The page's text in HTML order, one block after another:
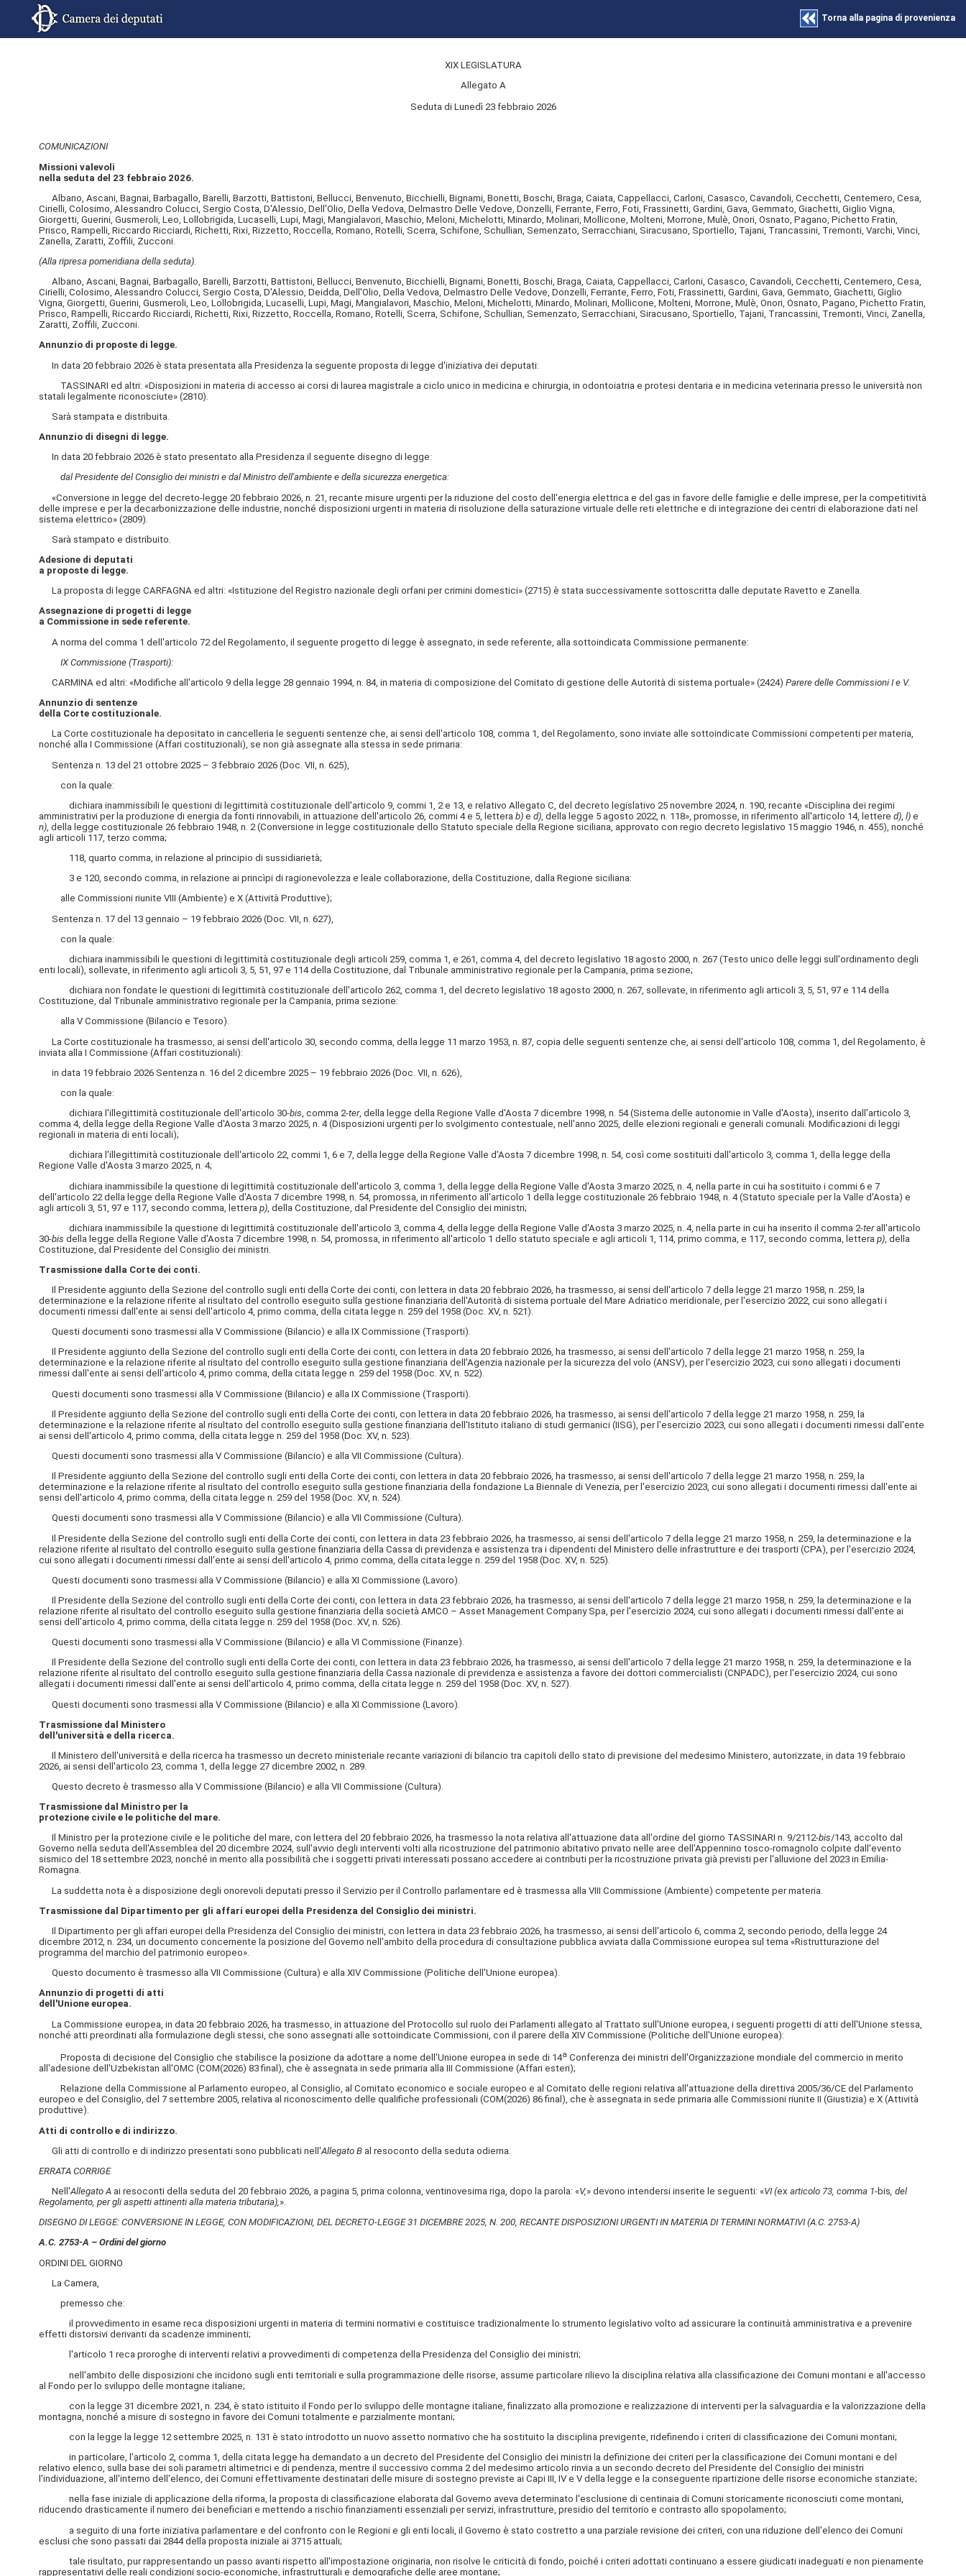
XIX LEGISLATURA
Allegato A
Seduta di Lunedì 23 febbraio 2026
COMUNICAZIONI
Missioni valevoli
nella seduta del 23 febbraio 2026.
Albano, Ascani, Bagnai, Barbagallo, Barelli, Barzotti, Battistoni, Bellucci, Benvenuto, Bicchielli, Bignami, Bonetti, Boschi, Braga, Caiata, Cappellacci, Carloni, Casasco, Cavandoli, Cecchetti, Centemero, Cesa,
Cirielli, Colosimo, Alessandro Colucci, Sergio Costa, D'Alessio, Dell'Olio, Della Vedova, Delmastro Delle Vedove, Donzelli, Ferrante, Ferro, Foti, Frassinetti, Gardini, Gava, Gemmato, Giachetti, Giglio Vigna,
Giorgetti, Guerini, Gusmeroli, Leo, Lollobrigida, Lucaselli, Lupi, Magi, Mangialavori, Maschio, Meloni, Michelotti, Minardo, Molinari, Mollicone, Molteni, Morrone, Mulè, Onori, Osnato, Pagano, Pichetto Fratin,
Prisco, Rampelli, Riccardo Ricciardi, Richetti, Rixi, Rizzetto, Roccella, Romano, Rotelli, Scerra, Schifone, Schullian, Semenzato, Serracchiani, Siracusano, Sportiello, Tajani, Trancassini, Tremonti, Varchi, Vinci,
Zanella, Zaratti, Zoffili, Zucconi.
(Alla ripresa pomeridiana della seduta).
Albano, Ascani, Bagnai, Barbagallo, Barelli, Barzotti, Battistoni, Bellucci, Benvenuto, Bicchielli, Bignami, Bonetti, Boschi, Braga, Caiata, Cappellacci, Carloni, Casasco, Cavandoli, Cecchetti, Centemero, Cesa,
Cirielli, Colosimo, Alessandro Colucci, Sergio Costa, D'Alessio, Deidda, Dell'Olio, Della Vedova, Delmastro Delle Vedove, Donzelli, Ferrante, Ferro, Foti, Frassinetti, Gardini, Gava, Gemmato, Giachetti, Giglio
Vigna, Giorgetti, Guerini, Gusmeroli, Leo, Lollobrigida, Lucaselli, Lupi, Magi, Mangialavori, Maschio, Meloni, Michelotti, Minardo, Molinari, Mollicone, Molteni, Morrone, Mulè, Onori, Osnato, Pagano, Pichetto Fratin,
Prisco, Rampelli, Riccardo Ricciardi, Richetti, Rixi, Rizzetto, Roccella, Romano, Rotelli, Scerra, Schifone, Schullian, Semenzato, Serracchiani, Siracusano, Sportiello, Tajani, Trancassini, Tremonti, Vinci, Zanella,
Zaratti, Zoffili, Zucconi.
Annunzio di proposte di legge.
In data 20 febbraio 2026 è stata presentata alla Presidenza la seguente proposta di legge d'iniziativa dei deputati:
TASSINARI ed altri: «Disposizioni in materia di accesso ai corsi di laurea magistrale a ciclo unico in medicina e chirurgia, in odontoiatria e protesi dentaria e in medicina veterinaria presso le università non
statali legalmente riconosciute» (2810).
Sarà stampata e distribuita.
Annunzio di disegni di legge.
In data 20 febbraio 2026 è stato presentato alla Presidenza il seguente disegno di legge:
dal Presidente del Consiglio dei ministri e dal Ministro dell'ambiente e della sicurezza energetica:
«Conversione in legge del decreto-legge 20 febbraio 2026, n. 21, recante misure urgenti per la riduzione del costo dell'energia elettrica e del gas in favore delle famiglie e delle imprese, per la competitività
delle imprese e per la decarbonizzazione delle industrie, nonché disposizioni urgenti in materia di risoluzione della saturazione virtuale delle reti elettriche e di integrazione dei centri di elaborazione dati nel
sistema elettrico» (2809).
Sarà stampato e distribuito.
Adesione di deputati
a proposte di legge.
La proposta di legge CARFAGNA ed altri: «Istituzione del Registro nazionale degli orfani per crimini domestici» (2715) è stata successivamente sottoscritta dalle deputate Ravetto e Zanella.
Assegnazione di progetti di legge
a Commissione in sede referente.
A norma del comma 1 dell'articolo 72 del Regolamento, il seguente progetto di legge è assegnato, in sede referente, alla sottoindicata Commissione permanente:
IX Commissione (Trasporti):
CARMINA ed altri: «Modifiche all'articolo 9 della legge 28 gennaio 1994, n. 84, in materia di composizione del Comitato di gestione delle Autorità di sistema portuale» (2424) Parere delle Commissioni I e V.
Annunzio di sentenze
della Corte costituzionale.
La Corte costituzionale ha depositato in cancelleria le seguenti sentenze che, ai sensi dell'articolo 108, comma 1, del Regolamento, sono inviate alle sottoindicate Commissioni competenti per materia,
nonché alla I Commissione (Affari costituzionali), se non già assegnate alla stessa in sede primaria:
Sentenza n. 13 del 21 ottobre 2025 – 3 febbraio 2026 (Doc. VII, n. 625),
con la quale:
dichiara inammissibili le questioni di legittimità costituzionale dell'articolo 9, commi 1, 2 e 13, e relativo Allegato C, del decreto legislativo 25 novembre 2024, n. 190, recante «Disciplina dei regimi
amministrativi per la produzione di energia da fonti rinnovabili, in attuazione dell'articolo 26, commi 4 e 5, lettera b)e d), della legge 5 agosto 2022, n. 118», promosse, in riferimento all'articolo 14, lettere d), l)e
n), della legge costituzionale 26 febbraio 1948, n. 2 (Conversione in legge costituzionale dello Statuto speciale della Regione siciliana, approvato con regio decreto legislativo 15 maggio 1946, n. 455), nonché
agli articoli 117, terzo comma;
118, quarto comma, in relazione al principio di sussidiarietà;
3 e 120, secondo comma, in relazione ai princìpi di ragionevolezza e leale collaborazione, della Costituzione, dalla Regione siciliana:
alle Commissioni riunite VIII (Ambiente) e X (Attività Produttive);
Sentenza n. 17 del 13 gennaio – 19 febbraio 2026 (Doc. VII, n. 627),
con la quale:
dichiara inammissibili le questioni di legittimità costituzionale degli articoli 259, comma 1, e 261, comma 4, del decreto legislativo 18 agosto 2000, n. 267 (Testo unico delle leggi sull'ordinamento degli
enti locali), sollevate, in riferimento agli articoli 3, 5, 51, 97 e 114 della Costituzione, dal Tribunale amministrativo regionale per la Campania, prima sezione;
dichiara non fondate le questioni di legittimità costituzionale dell'articolo 262, comma 1, del decreto legislativo 18 agosto 2000, n. 267, sollevate, in riferimento agli articoli 3, 5, 51, 97 e 114 della
Costituzione, dal Tribunale amministrativo regionale per la Campania, prima sezione:
alla V Commissione (Bilancio e Tesoro).
La Corte costituzionale ha trasmesso, ai sensi dell'articolo 30, secondo comma, della legge 11 marzo 1953, n. 87, copia delle seguenti sentenze che, ai sensi dell'articolo 108, comma 1, del Regolamento, è
inviata alla I Commissione (Affari costituzionali):
in data 19 febbraio 2026 Sentenza n. 16 del 2 dicembre 2025 – 19 febbraio 2026 (Doc. VII, n. 626),
con la quale:
dichiara l'illegittimità costituzionale dell'articolo 30-bis, comma 2-ter, della legge della Regione Valle d'Aosta 7 dicembre 1998, n. 54 (Sistema delle autonomie in Valle d'Aosta), inserito dall'articolo 3,
comma 4, della legge della Regione Valle d'Aosta 3 marzo 2025, n. 4 (Disposizioni urgenti per lo svolgimento contestuale, nell'anno 2025, delle elezioni regionali e generali comunali. Modificazioni di leggi
regionali in materia di enti locali);
dichiara l'illegittimità costituzionale dell'articolo 22, commi 1, 6 e 7, della legge della Regione Valle d'Aosta 7 dicembre 1998, n. 54, così come sostituiti dall'articolo 3, comma 1, della legge della
Regione Valle d'Aosta 3 marzo 2025, n. 4;
dichiara inammissibile la questione di legittimità costituzionale dell'articolo 3, comma 1, della legge della Regione Valle d'Aosta 3 marzo 2025, n. 4, nella parte in cui ha sostituito i commi 6 e 7
dell'articolo 22 della legge della Regione Valle d'Aosta 7 dicembre 1998, n. 54, promossa, in riferimento all'articolo 1 della legge costituzionale 26 febbraio 1948, n. 4 (Statuto speciale per la Valle d'Aosta) e
agli articoli 3, 51, 97 e 117, secondo comma, lettera p), della Costituzione, dal Presidente del Consiglio dei ministri;
dichiara inammissibile la questione di legittimità costituzionale dell'articolo 3, comma 4, della legge della Regione Valle d'Aosta 3 marzo 2025, n. 4, nella parte in cui ha inserito il comma 2-terall'articolo
30-bis della legge della Regione Valle d'Aosta 7 dicembre 1998, n. 54, promossa, in riferimento all'articolo 1 dello statuto speciale e agli articoli 1, 114, primo comma, e 117, secondo comma, lettera p), della
Costituzione, dal Presidente del Consiglio dei ministri.
Trasmissione dalla Corte dei conti.
Il Presidente aggiunto della Sezione del controllo sugli enti della Corte dei conti, con lettera in data 20 febbraio 2026, ha trasmesso, ai sensi dell'articolo 7 della legge 21 marzo 1958, n. 259, la
determinazione e la relazione riferite al risultato del controllo eseguito sulla gestione finanziaria dell'Autorità di sistema portuale del Mare Adriatico meridionale, per l'esercizio 2022, cui sono allegati i
documenti rimessi dall'ente ai sensi dell'articolo 4, primo comma, della citata legge n. 259 del 1958 (Doc. XV, n. 521).
Questi documenti sono trasmessi alla V Commissione (Bilancio) e alla IX Commissione (Trasporti).
Il Presidente aggiunto della Sezione del controllo sugli enti della Corte dei conti, con lettera in data 20 febbraio 2026, ha trasmesso, ai sensi dell'articolo 7 della legge 21 marzo 1958, n. 259, la
determinazione e la relazione riferite al risultato del controllo eseguito sulla gestione finanziaria dell'Agenzia nazionale per la sicurezza del volo (ANSV), per l'esercizio 2023, cui sono allegati i documenti
rimessi dall'ente ai sensi dell'articolo 4, primo comma, della citata legge n. 259 del 1958 (Doc. XV, n. 522).
Questi documenti sono trasmessi alla V Commissione (Bilancio) e alla IX Commissione (Trasporti).
Il Presidente aggiunto della Sezione del controllo sugli enti della Corte dei conti, con lettera in data 20 febbraio 2026, ha trasmesso, ai sensi dell'articolo 7 della legge 21 marzo 1958, n. 259, la
determinazione e la relazione riferite al risultato del controllo eseguito sulla gestione finanziaria dell'Istituto italiano di studi germanici (IISG), per l'esercizio 2023, cui sono allegati i documenti rimessi dall'ente
ai sensi dell'articolo 4, primo comma, della citata legge n. 259 del 1958 (Doc. XV, n. 523).
Questi documenti sono trasmessi alla V Commissione (Bilancio) e alla VII Commissione (Cultura).
Il Presidente aggiunto della Sezione del controllo sugli enti della Corte dei conti, con lettera in data 20 febbraio 2026, ha trasmesso, ai sensi dell'articolo 7 della legge 21 marzo 1958, n. 259, la
determinazione e la relazione riferite al risultato del controllo eseguito sulla gestione finanziaria della fondazione La Biennale di Venezia, per l'esercizio 2023, cui sono allegati i documenti rimessi dall'ente ai
sensi dell'articolo 4, primo comma, della citata legge n. 259 del 1958 (Doc. XV, n. 524).
Questi documenti sono trasmessi alla V Commissione (Bilancio) e alla VII Commissione (Cultura).
Il Presidente della Sezione del controllo sugli enti della Corte dei conti, con lettera in data 23 febbraio 2026, ha trasmesso, ai sensi dell'articolo 7 della legge 21 marzo 1958, n. 259, la determinazione e la
relazione riferite al risultato del controllo eseguito sulla gestione finanziaria della Cassa di previdenza e assistenza tra i dipendenti del Ministero delle infrastrutture e dei trasporti (CPA), per l'esercizio 2024,
cui sono allegati i documenti rimessi dall'ente ai sensi dell'articolo 4, primo comma, della citata legge n. 259 del 1958 (Doc. XV, n. 525).
Questi documenti sono trasmessi alla V Commissione (Bilancio) e alla XI Commissione (Lavoro).
Il Presidente della Sezione del controllo sugli enti della Corte dei conti, con lettera in data 23 febbraio 2026, ha trasmesso, ai sensi dell'articolo 7 della legge 21 marzo 1958, n. 259, la determinazione e la
relazione riferite al risultato del controllo eseguito sulla gestione finanziaria della società AMCO – Asset Management Company Spa, per l'esercizio 2024, cui sono allegati i documenti rimessi dall'ente ai
sensi dell'articolo 4, primo comma, della citata legge n. 259 del 1958 (Doc. XV, n. 526).
Questi documenti sono trasmessi alla V Commissione (Bilancio) e alla VI Commissione (Finanze).
Il Presidente della Sezione del controllo sugli enti della Corte dei conti, con lettera in data 23 febbraio 2026, ha trasmesso, ai sensi dell'articolo 7 della legge 21 marzo 1958, n. 259, la determinazione e la
relazione riferite al risultato del controllo eseguito sulla gestione finanziaria della Cassa nazionale di previdenza e assistenza a favore dei dottori commercialisti (CNPADC), per l'esercizio 2024, cui sono
allegati i documenti rimessi dall'ente ai sensi dell'articolo 4, primo comma, della citata legge n. 259 del 1958 (Doc. XV, n. 527).
Questi documenti sono trasmessi alla V Commissione (Bilancio) e alla XI Commissione (Lavoro).
Trasmissione dal Ministero
dell'università e della ricerca.
Il Ministero dell'università e della ricerca ha trasmesso un decreto ministeriale recante variazioni di bilancio tra capitoli dello stato di previsione del medesimo Ministero, autorizzate, in data 19 febbraio
2026, ai sensi dell'articolo 23, comma 1, della legge 27 dicembre 2002, n. 289.
Questo decreto è trasmesso alla V Commissione (Bilancio) e alla VII Commissione (Cultura).
Trasmissione dal Ministro per la
protezione civile e le politiche del mare.
Il Ministro per la protezione civile e le politiche del mare, con lettera del 20 febbraio 2026, ha trasmesso la nota relativa all'attuazione data all'ordine del giorno TASSINARI n. 9/2112-bis/143, accolto dal
Governo nella seduta dell'Assemblea del 20 dicembre 2024, sull'avvio degli interventi volti alla ricostruzione del patrimonio abitativo privato nelle aree dell'Appennino tosco-romagnolo colpite dall'evento
sismico del 18 settembre 2023, nonché in merito alla possibilità che i soggetti privati interessati possano accedere ai contributi per la ricostruzione privata già previsti per l'alluvione del 2023 in Emilia-
Romagna.
La suddetta nota è a disposizione degli onorevoli deputati presso il Servizio per il Controllo parlamentare ed è trasmessa alla VIII Commissione (Ambiente) competente per materia.
Trasmissione dal Dipartimento per gli affari europei della Presidenza del Consiglio dei ministri.
Il Dipartimento per gli affari europei della Presidenza del Consiglio dei ministri, con lettera in data 23 febbraio 2026, ha trasmesso, ai sensi dell'articolo 6, comma 2, secondo periodo, della legge 24
dicembre 2012, n. 234, un documento concernente la posizione del Governo nell'ambito della procedura di consultazione pubblica avviata dalla Commissione europea sul tema «Ristrutturazione del
programma del marchio del patrimonio europeo».
Questo documento è trasmesso alla VII Commissione (Cultura) e alla XIV Commissione (Politiche dell'Unione europea).
Annunzio di progetti di atti
dell'Unione europea.
La Commissione europea, in data 20 febbraio 2026, ha trasmesso, in attuazione del Protocollo sul ruolo dei Parlamenti allegato al Trattato sull'Unione europea, i seguenti progetti di atti dell'Unione stessa,
nonché atti preordinati alla formulazione degli stessi, che sono assegnati alle sottoindicate Commissioni, con il parere della XIV Commissione (Politiche dell'Unione europea):
Proposta di decisione del Consiglio che stabilisce la posizione da adottare a nome dell'Unione europea in sede di 14a Conferenza dei ministri dell'Organizzazione mondiale del commercio in merito
all'adesione dell'Uzbekistan all'OMC (COM(2026) 83 final), che è assegnata in sede primaria alla III Commissione (Affari esteri);
Relazione della Commissione al Parlamento europeo, al Consiglio, al Comitato economico e sociale europeo e al Comitato delle regioni relativa all'attuazione della direttiva 2005/36/CE del Parlamento
europeo e del Consiglio, del 7 settembre 2005, relativa al riconoscimento delle qualifiche professionali (COM(2026) 86 final), che è assegnata in sede primaria alle Commissioni riunite II (Giustizia) e X (Attività
produttive).
Atti di controllo e di indirizzo.
Gli atti di controllo e di indirizzo presentati sono pubblicati nell'Allegato Bal resoconto della seduta odierna.
ERRATA CORRIGE
Nell'Allegato Aai resoconti della seduta del 20 febbraio 2026, a pagina 5, prima colonna, ventinovesima riga, dopo la parola: «V,» devono intendersi inserite le seguenti: «VI (ex articolo 73, comma 1-bis, del
Regolamento, per gli aspetti attinenti alla materia tributaria),».
DISEGNO DI LEGGE: CONVERSIONE IN LEGGE, CON MODIFICAZIONI, DEL DECRETO-LEGGE 31 DICEMBRE 2025, N. 200, RECANTE DISPOSIZIONI URGENTI IN MATERIA DI TERMINI NORMATIVI (A.C. 2753-A)
A.C. 2753-A – Ordini del giorno
ORDINI DEL GIORNO
La Camera,
premesso che:
il provvedimento in esame reca disposizioni urgenti in materia di termini normativi e costituisce tradizionalmente lo strumento legislativo volto ad assicurare la continuità amministrativa e a prevenire
effetti distorsivi derivanti da scadenze imminenti;
l'articolo 1 reca proroghe di interventi relativi a provvedimenti di competenza della Presidenza del Consiglio dei ministri;
nell'ambito delle disposizioni che incidono sugli enti territoriali e sulla programmazione delle risorse, assume particolare rilievo la disciplina relativa alla classificazione dei Comuni montani e all'accesso
al Fondo per lo sviluppo delle montagne italiane;
con la legge 31 dicembre 2021, n. 234, è stato istituito il Fondo per lo sviluppo delle montagne italiane, finalizzato alla promozione e realizzazione di interventi per la salvaguardia e la valorizzazione della
montagna, nonché a misure di sostegno in favore dei Comuni totalmente e parzialmente montani;
con la legge la legge 12 settembre 2025, n. 131 è stato introdotto un nuovo assetto normativo che ha sostituito la disciplina previgente, ridefinendo i criteri di classificazione dei Comuni montani;
in particolare, l'articolo 2, comma 1, della citata legge ha demandato a un decreto del Presidente del Consiglio dei ministri la definizione dei criteri per la classificazione dei Comuni montani e del
relativo elenco, sulla base dei soli parametri altimetrici e di pendenza, mentre il successivo comma 2 del medesimo articolo rinvia a un secondo decreto del Presidente del Consiglio dei ministri
l'individuazione, all'interno dell'elenco, dei Comuni effettivamente destinatari delle misure di sostegno previste ai Capi III, IV e V della legge e la conseguente ripartizione delle risorse economiche stanziate;
nella fase iniziale di applicazione della riforma, la proposta di classificazione elaborata dal Governo aveva determinato l'esclusione di centinaia di Comuni storicamente riconosciuti come montani,
riducendo drasticamente il numero dei beneficiari e mettendo a rischio finanziamenti essenziali per servizi, infrastrutture, presidio del territorio e contrasto allo spopolamento;
a seguito di una forte iniziativa parlamentare e del confronto con le Regioni e gli enti locali, il Governo è stato costretto a una parziale revisione dei criteri, con una riduzione dell'elenco dei Comuni
esclusi che sono passati dai 2844 della proposta iniziale ai 3715 attuali;
tale risultato, pur rappresentando un passo avanti rispetto all'impostazione originaria, non risolve le criticità di fondo, poiché i criteri adottati continuano a essere giudicati inadeguati e non pienamente
rappresentativi delle reali condizioni socio-economiche, infrastrutturali e demografiche delle aree montane;
Torna alla pagina di provenienza